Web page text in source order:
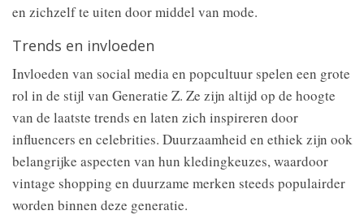
en zichzelf te uiten door middel van mode.
Trends en invloeden
Invloeden van social media en popcultuur spelen een grote
rol in de stijl van Generatie Z. Ze zijn altijd op de hoogte
van de laatste trends en laten zich inspireren door
influencers en celebrities. Duurzaamheid en ethiek zijn ook
belangrijke aspecten van hun kledingkeuzes, waardoor
vintage shopping en duurzame merken steeds populairder
worden binnen deze generatie.